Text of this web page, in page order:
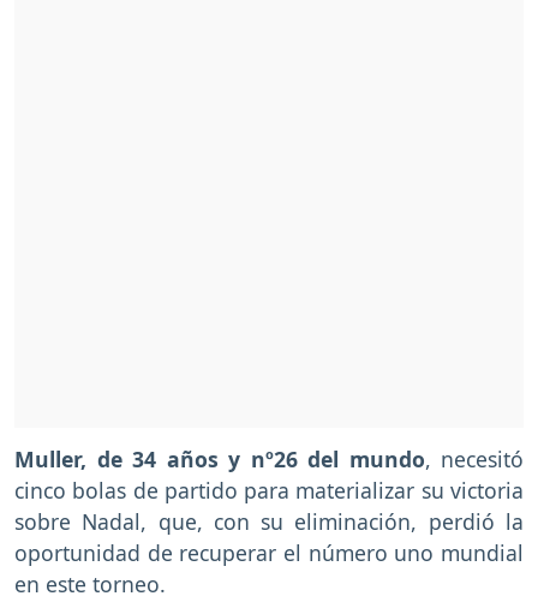
Muller, de 34 años y nº26 del mundo, necesitó
cinco bolas de partido para materializar su victoria
sobre Nadal, que, con su eliminación, perdió la
oportunidad de recuperar el número uno mundial
en este torneo.